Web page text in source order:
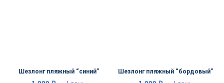
Шезлонг пляжный “синий” Шезлонг пляжный “бордовый”